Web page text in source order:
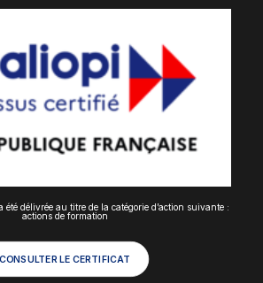
délivrée au titre de la catégorie d’action suivante :
actions de formation
CONSULTER LE CERTIFICAT